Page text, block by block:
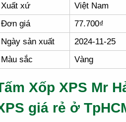
Xuất xứ
Việt Nam
Đơn giá
77.700₫
Ngày sản xuất
2024-11-25
Màu sắc
Vàng
Xốp XPS Mr
giá rẻ ở